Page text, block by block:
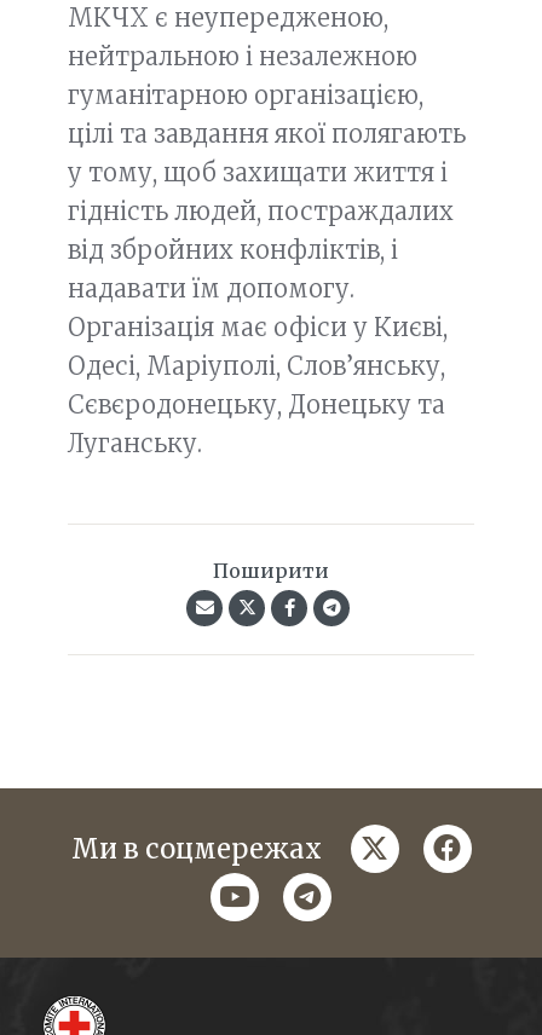
МКЧХ є неупередженою,
нейтральною і незалежною
гуманітарною організацією,
цілі та завдання якої полягають
у тому, щоб захищати життя і
гідність людей, постраждалих
від збройних конфліктів, і
надавати їм допомогу.
Організація має офіси у Києві,
Одесі, Маріуполі, Слов’янську,
Сєвєродонецьку, Донецьку та
Луганську.
Поширити
Ми в соцмережах twitter
youtubetelegram